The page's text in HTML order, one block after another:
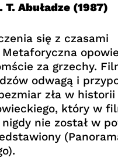
Abuładze (1987)
się z czasami
za grzechy.
odwagą i
zła w historii
który w
nie został w